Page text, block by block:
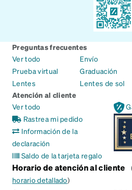
Preguntas frecuentes
Ver todo
Prueba virtual
Lentes
Envío
Graduación
Lentes de sol
Atención al cliente
Ver todo
Rastrea mi pedido
Información de la
declaración
Saldo de la tarjeta regalo
Horario de atención al cliente
horario detallado)